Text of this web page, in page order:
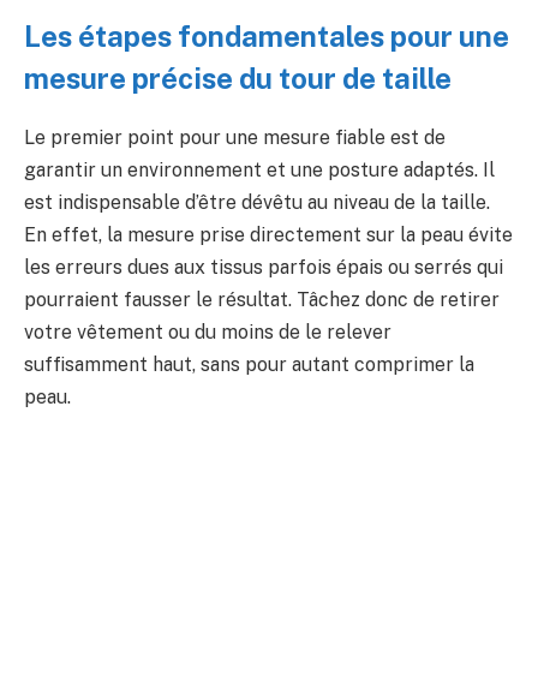
Les étapes fondamentales pour une
mesure précise du tour de taille
Le premier point pour une mesure fiable est de
garantir un environnement et une posture adaptés. Il
est indispensable d’être dévêtu au niveau de la taille.
En effet, la mesure prise directement sur la peau évite
les erreurs dues aux tissus parfois épais ou serrés qui
pourraient fausser le résultat. Tâchez donc de retirer
votre vêtement ou du moins de le relever
suffisamment haut, sans pour autant comprimer la
peau.